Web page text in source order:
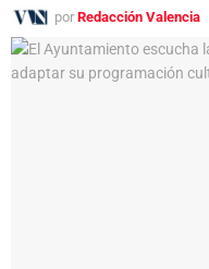
por Redacción Valencia